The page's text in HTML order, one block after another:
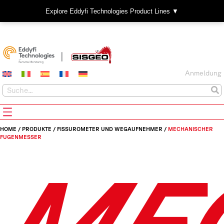
Explore Eddyfi Technologies Product Lines ▼
Anmeldung
HOME / PRODUKTE / FISSUROMETER UND WEGAUFNEHMER / MECHANISCHER
FUGENMESSER